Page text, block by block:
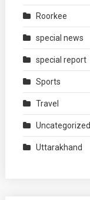
Roorkee
special news
special report
Sports
Travel
Uncategorized
Uttarakhand